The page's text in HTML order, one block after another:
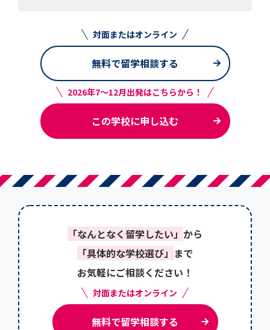
対面またはオンライン
無料で留学相談する
2026年7～12月出発はこちらから！
この学校に申し込む
「なんとなく留学したい」 から
「具体的な学校選び」 まで
お気軽にご相談ください！
対面またはオンライン
無料で留学相談する